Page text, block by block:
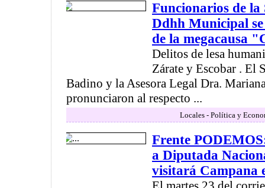
Funcionarios de la
Ddhh Municipal
de la megacausa
Delitos de lesa
Zárate y Escobar . El
Badino y la Asesora Legal Dra.
pronunciaron al respecto ...
Locales - Política y
Frente
a Diputada
visitará Campana